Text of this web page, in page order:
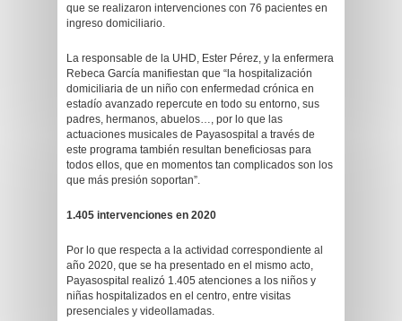
que se realizaron intervenciones con 76 pacientes en
ingreso domiciliario.
La responsable de la UHD, Ester Pérez, y la enfermera
Rebeca García manifiestan que “la hospitalización
domiciliaria de un niño con enfermedad crónica en
estadío avanzado repercute en todo su entorno, sus
padres, hermanos, abuelos…, por lo que las
actuaciones musicales de Payasospital a través de
este programa también resultan beneficiosas para
todos ellos, que en momentos tan complicados son los
que más presión soportan”.
1.405 intervenciones en 2020
Por lo que respecta a la actividad correspondiente al
año 2020, que se ha presentado en el mismo acto,
Payasospital realizó 1.405 atenciones a los niños y
niñas hospitalizados en el centro, entre visitas
presenciales y videollamadas.